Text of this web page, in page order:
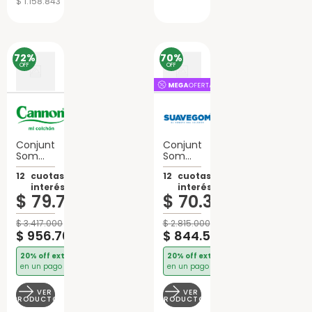
72%
OFF
Conjunto
Sommier
2 Plazas
Cannon
Platino
Resortes
12 cuotas sin
interés de:
$ 79.730
$3.417.000
$ 956.760
20% off extra
en un pago
VER
PRODUCTO
70%
OFF
Conjunto
Sommier
2 Plazas
Suavegom
Merit
Espuma
12 cuotas sin
interés de:
$ 70.375
$2.815.000
$ 844.500
20% off extra
en un pago
VER
PRODUCTO